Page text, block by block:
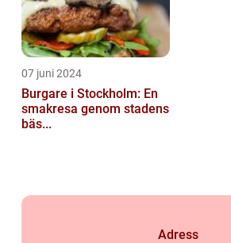
07 juni 2024
Burgare i Stockholm: En
smakresa genom stadens
bäs...
Adress